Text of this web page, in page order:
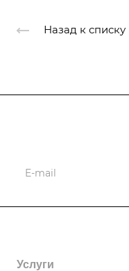
Назад к списку
Партнеры
Контакты
Услуги